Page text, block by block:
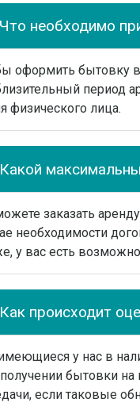
Что необходимо
оформить бытовку в
период
физического лица.
Какой
заказать
необходимости
у вас есть
Как происходит
у нас в
бытовки
если таковые